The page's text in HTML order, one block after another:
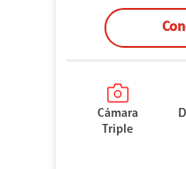
Cámara
Triple